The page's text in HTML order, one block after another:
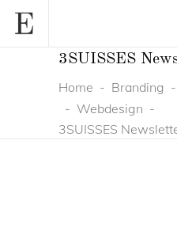
3SUISSES
Home - Branding -
- Webdesign -
3SUISSES